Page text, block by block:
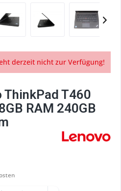
derzeit nicht zur Verfügung!
ThinkPad T460
RAM 240GB